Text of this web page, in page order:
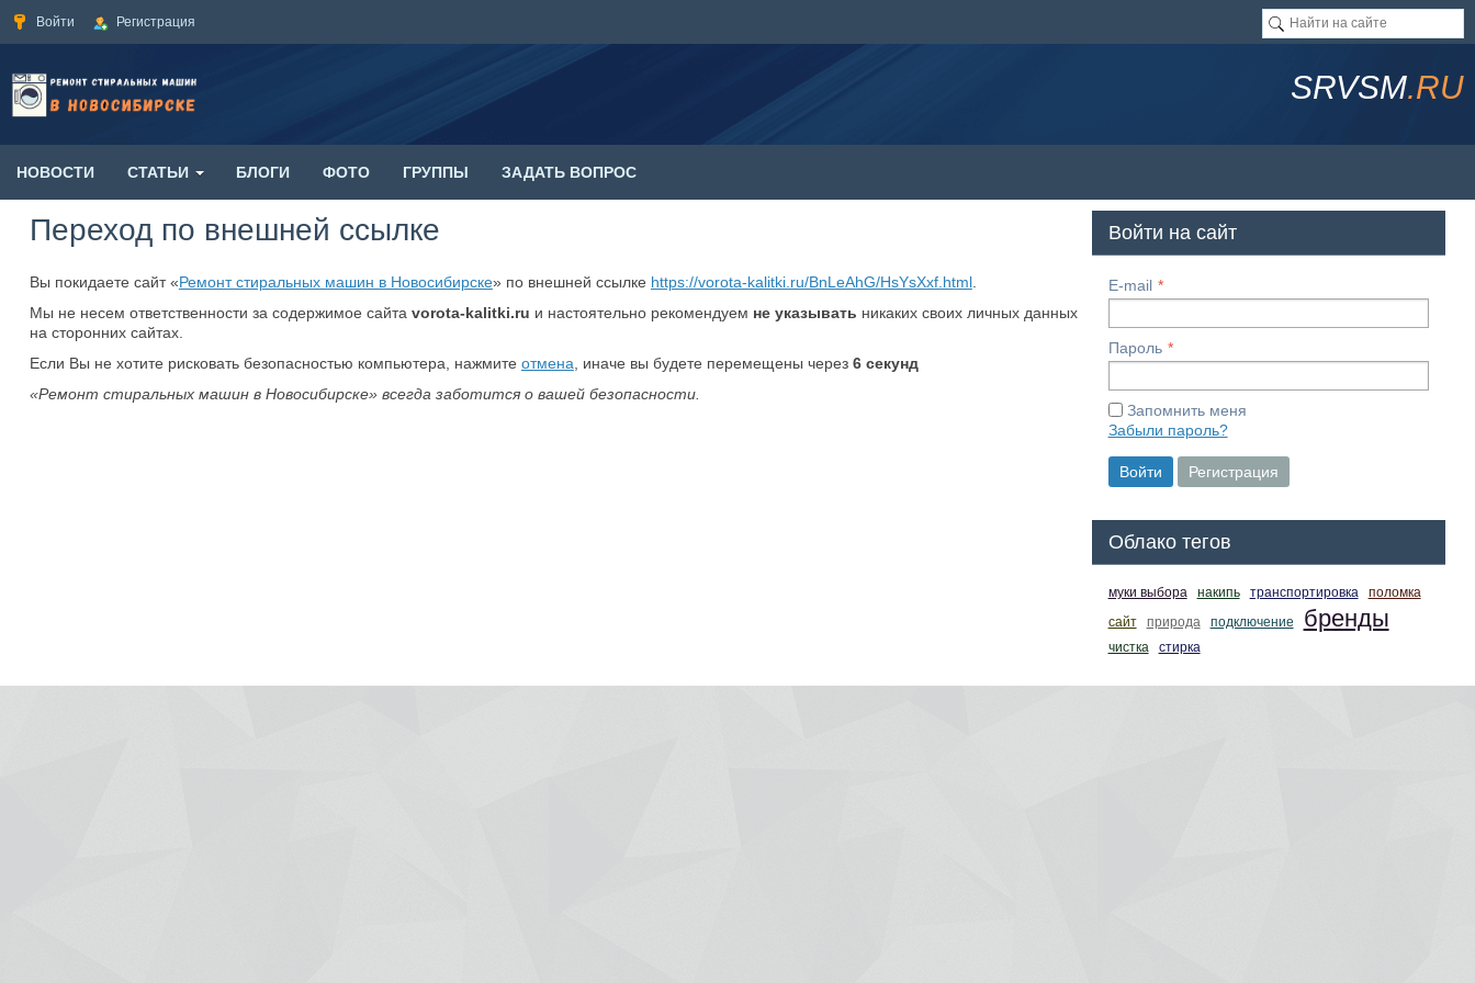
Войти Регистрация
SRVSM.RU
НОВОСТИ СТАТЬИ БЛОГИ ФОТО ГРУППЫ ЗАДАТЬ ВОПРОС
Переход по внешней ссылке
Вы покидаете сайт «Ремонт стиральных машин в Новосибирске» по внешней ссылке https://vorota-kalitki.ru/BnLeAhG/HsYsXxf.html.
Мы не несем ответственности за содержимое сайта vorota-kalitki.ru и настоятельно рекомендуем не указывать никаких своих личных данных
на сторонних сайтах.
Если Вы не хотите рисковать безопасностью компьютера, нажмите отмена , иначе вы будете перемещены через 6секунд
«Ремонт стиральных машин в Новосибирске» всегда заботится о вашей безопасности.
Войти на сайт
E-mail
Пароль
Запомнить меня
Забыли пароль?
Войти Регистрация
Облако тегов
муки выбора накипь транспортировка
поломка
сайт
природа подключение бренды
чистка стирка